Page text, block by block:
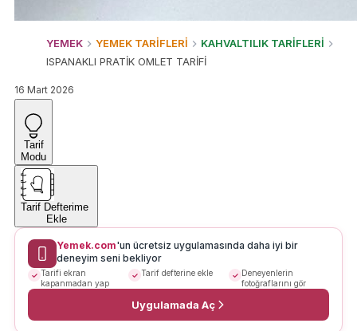
YEMEK YEMEK TARİFLERİ
KAHVALTILIK TARİFLERİ
ISPANAKLI PRATİK OMLET TARİFİ
16 Mart 2026
Tarif
Modu
Tarif Defterime
Ekle
Yemek.com'un ücretsiz uygulamasında daha iyi bir
deneyim seni bekliyor
Tarifi ekran
kapanmadan yap
Tarif defterine ekle
Deneyenlerin
fotoğraflarını gör
Uygulamada Aç